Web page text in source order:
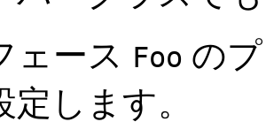
ェース Foo の
定します。